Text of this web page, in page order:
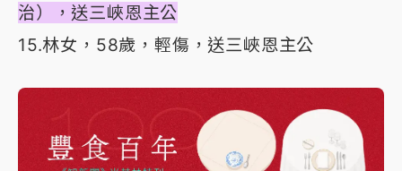
治），送三峽恩主公
15.林女，58歲，輕傷，送三峽恩主公